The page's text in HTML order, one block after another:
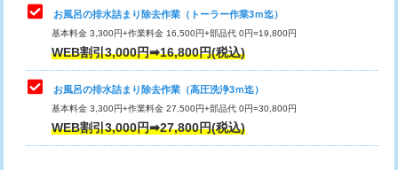
タンクレストイレ脱着 33,000円
小便器トイレ脱着
その他部品の脱着 8,800円～
交換・取付（タンク）
お風呂の排水詰まり除去作業（トーラー作業3ｍ迄）
基本料金 3,300円+作業料金 16,500円+部品代 0円=19,800円
WEB割引3,000円➡16,800円(税込)
お風呂の排水詰まり除去作業（高圧洗浄3ｍ迄）
基本料金 3,300円+作業料金 27,500円+部品代 0円=30,800円
WEB割引3,000円➡27,800円(税込)